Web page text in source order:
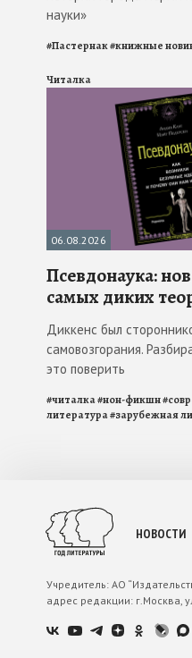
науки»
#Пастернак#книжные
Читалка
06.08.2026
Псевдонаука:
самых диких
Диккенс был
самовозгорания.
это поверить
#читалка#нон-фикшн#
литература#зарубежная
НОВОСТИ
Учредитель: АО
адрес редакции: г.Москва,